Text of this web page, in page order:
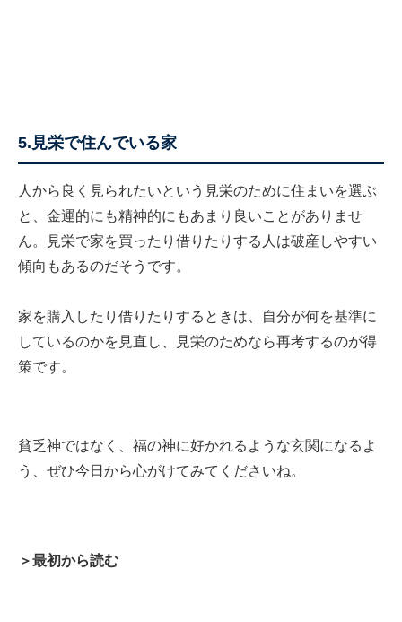
5.見栄で住んでいる家
人から良く見られたいという見栄のために住まいを選ぶ
と、金運的にも精神的にもあまり良いことがありませ
ん。見栄で家を買ったり借りたりする人は破産しやすい
傾向もあるのだそうです。
家を購入したり借りたりするときは、自分が何を基準に
しているのかを見直し、見栄のためなら再考するのが得
策です。
貧乏神ではなく、福の神に好かれるような玄関になるよ
う、ぜひ今日から心がけてみてくださいね。
＞最初から読む